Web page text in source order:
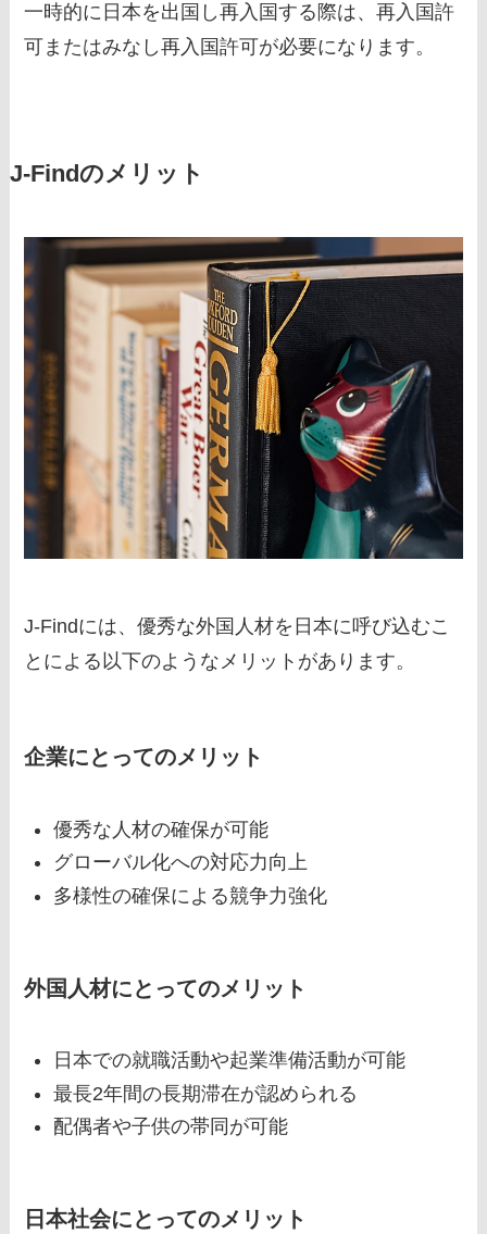
一時的に日本を出国し再入国する際は、再入国許
可またはみなし再入国許可が必要になります。
J-Findのメリット
J-Findには、優秀な外国人材を日本に呼び込むこ
とによる以下のようなメリットがあります。
企業にとってのメリット
優秀な人材の確保が可能
グローバル化への対応力向上
多様性の確保による競争力強化
外国人材にとってのメリット
日本での就職活動や起業準備活動が可能
最長2年間の長期滞在が認められる
配偶者や子供の帯同が可能
日本社会にとってのメリット